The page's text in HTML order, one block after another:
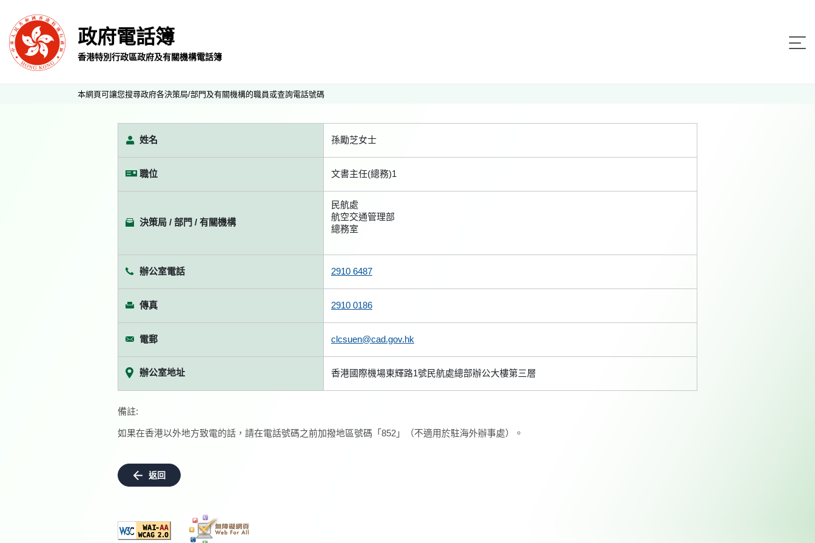
政府電話簿
香港特別行政區政府及有關機構電話簿
本網頁可讓您搜尋政府各決策局/部門及有關機構的職員或查詢電話號碼
姓名 孫勵芝女士
職位 文書主任(總務)1
決策局 / 部門 / 有關機構
民航處
航空交通管理部
總務室
辦公室電話 2910 6487
傳真 2910 0186
電郵 clcsuen@cad.gov.hk
辦公室地址 香港國際機場東輝路1號民航處總部辦公大樓第三層
備註:
如果在香港以外地方致電的話，請在電話號碼之前加撥地區號碼「852」（不適用於駐海外辦事處）。
返回